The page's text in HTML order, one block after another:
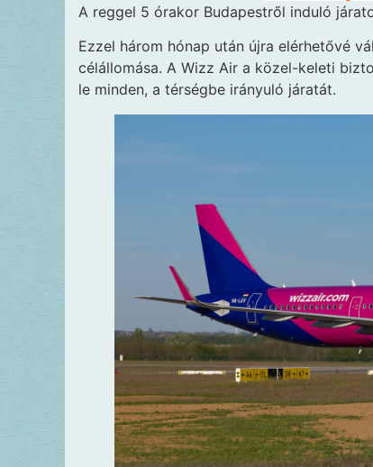
A reggel 5 órakor Budapestről induló
Ezzel három hónap után újra elérhetővé
célállomása. A Wizz Air a közel-keleti
le minden, a térségbe irányuló járatát.